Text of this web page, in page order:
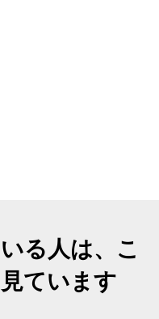
る人は、こ
ています